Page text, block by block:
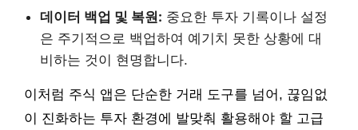
데이터 백업 및 복원: 중요한 투자 기록이나 설정
은 주기적으로 백업하여 예기치 못한 상황에 대
비하는 것이 현명합니다.
이처럼 주식 앱은 단순한 거래 도구를 넘어, 끊임없
이 진화하는 투자 환경에 발맞춰 활용해야 할 고급